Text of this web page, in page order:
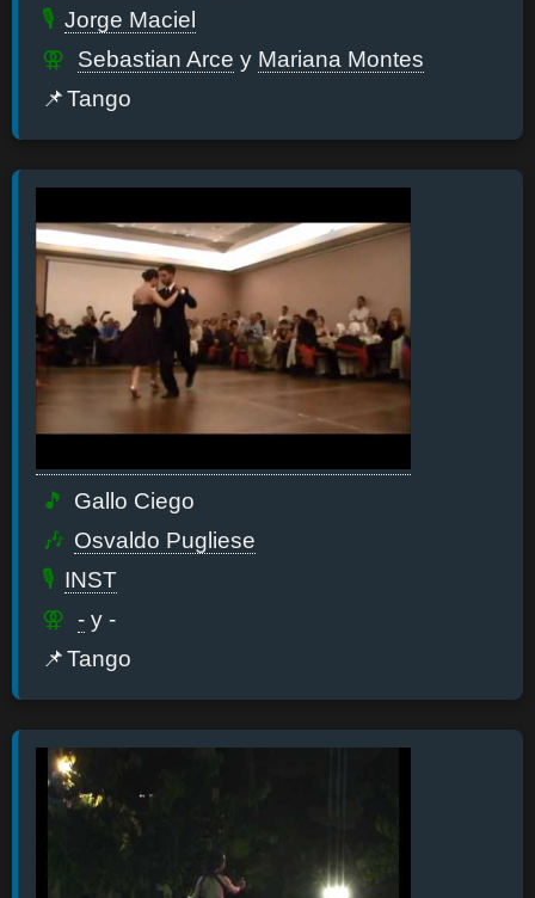
Jorge Maciel
Sebastian Arce y Mariana Montes
Tango
Gallo Ciego
Osvaldo Pugliese
INST
- y -
Tango